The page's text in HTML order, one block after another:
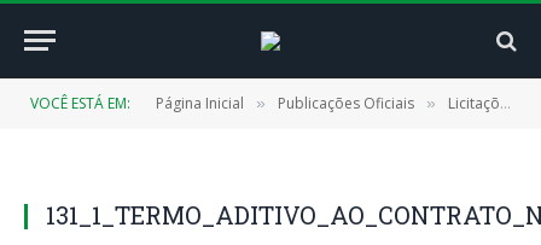
VOCÊ ESTÁ EM: Página Inicial » Publicações Oficiais » Licitações